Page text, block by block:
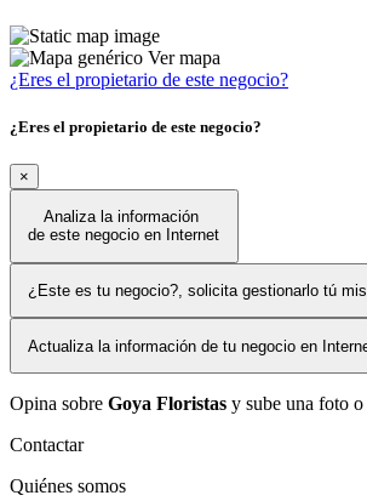
Ver mapa
¿Eres el propietario de este negocio?
¿Eres el propietario de este negocio?
×
Analiza la información
de este negocio en Internet
¿Este es tu negocio?, solicita gestionarlo tú
Actualiza la información de tu negocio en
Opina sobre Goya Floristas y sube una foto
Contactar
Quiénes somos